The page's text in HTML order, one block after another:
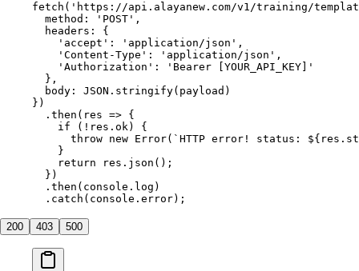
fetch ( 'https://api.alayanew.com/v1/training/
  method:
'POST' ,
  headers: {
    'accept'
: 'application/json' ,
    'Content-Type'
: 'application/json' ,
    'Authorization'
:
'Bearer [YOUR_API_KEY]'
  },
  body:
JSON . stringify(payload)
})
  .
then ( res => {
    if
( ! res.ok) {
      throw
new Error( `HTTP error! status: ${ res .
    }
    return
res. json ();
  })
  .
then (console.log)
  .
catch (console.error);
200 403 500